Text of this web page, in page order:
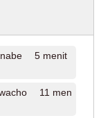
5 menit
11 men